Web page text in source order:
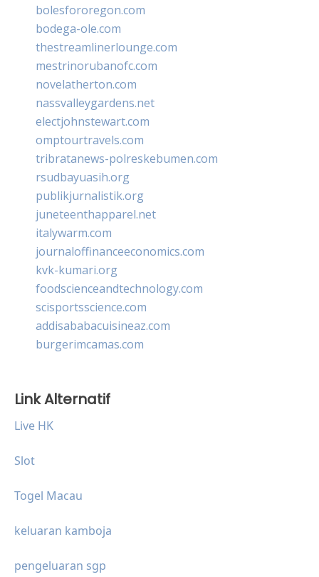
bolesfororegon.com
bodega-ole.com
thestreamlinerlounge.com
mestrinorubanofc.com
novelatherton.com
nassvalleygardens.net
electjohnstewart.com
omptourtravels.com
tribratanews-polreskebumen.com
rsudbayuasih.org
publikjurnalistik.org
juneteenthapparel.net
italywarm.com
journaloffinanceeconomics.com
kvk-kumari.org
foodscienceandtechnology.com
scisportsscience.com
addisababacuisineaz.com
burgerimcamas.com
Link Alternatif
Live HK
Slot
Togel Macau
keluaran kamboja
pengeluaran sgp